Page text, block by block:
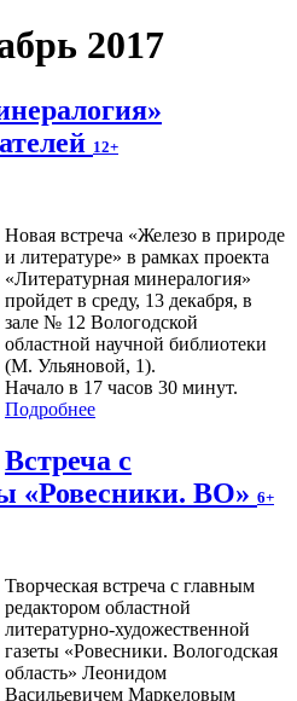
2017
12+
Новая встреча «Железо в природе
и литературе» в рамках проекта
«Литературная минералогия»
пройдет в среду, 13 декабря, в
зале № 12 Вологодской
областной научной библиотеки
(М. Ульяновой, 1).
Начало в 17 часов 30 минут.
Подробнее
Встреча с
«Ровесники. ВО» 6+
Творческая встреча с главным
редактором областной
литературно-художественной
газеты «Ровесники. Вологодская
область» Леонидом
Васильевичем Маркеловым